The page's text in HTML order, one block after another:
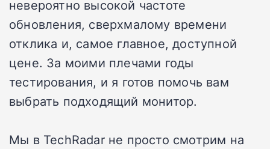
невероятно высокой частоте
обновления, сверхмалому времени
отклика и, самое главное, доступной
цене. За моими плечами годы
тестирования, и я готов помочь вам
выбрать подходящий монитор.
Мы в TechRadar не просто смотрим на